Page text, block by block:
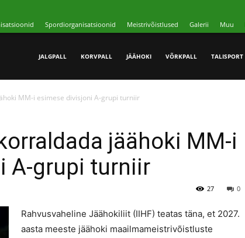
Spordiorganisatsioonid Meistrivõistlused Galerii Muu
JALGPALL KORVPALL JÄÄHOKI VÕRKPALL TALISPORT
MM-i esimese divisjoni A-grupi turniir
jäähoki MM-i
A-grupi turniir
0
27
Rahvusvaheline Jäähokiliit (IIHF) teatas täna, et 2027.
aasta meeste jäähoki maailmameistrivõistluste